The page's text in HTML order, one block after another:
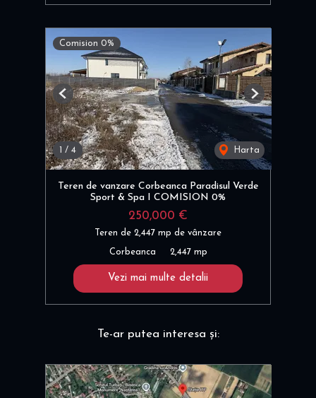
Comision 0%
1 / 4 Harta
Previous Next
Teren de vanzare Corbeanca Paradisul Verde
Sport & Spa I COMISION 0%
250,000 €
Teren de 2,447 mp de vânzare
Corbeanca 2,447 mp
Vezi mai multe detalii
Te-ar putea interesa și: